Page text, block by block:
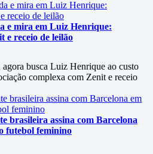
e mira em Luiz Henrique:
e receio de leilão
busca Luiz Henrique ao custo
complexa com Zenit e receio
brasileira assina com Barcelona
futebol feminino